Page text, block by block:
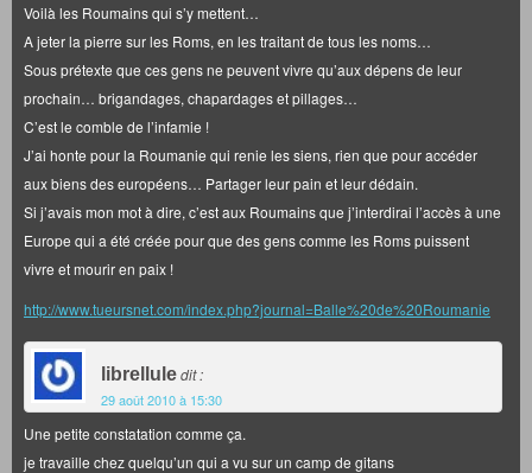
Voilà les Roumains qui s’y mettent…
A jeter la pierre sur les Roms, en les traitant de tous les noms…
Sous prétexte que ces gens ne peuvent vivre qu’aux dépens de leur
prochain… brigandages, chapardages et pillages…
C’est le comble de l’infamie !
J’ai honte pour la Roumanie qui renie les siens, rien que pour accéder
aux biens des européens… Partager leur pain et leur dédain.
Si j’avais mon mot à dire, c’est aux Roumains que j’interdirai l’accès à une
Europe qui a été créée pour que des gens comme les Roms puissent
vivre et mourir en paix !
http://www.tueursnet.com/index.php?journal=Balle%20de%20Roumanie
librelluledit :
29 août 2010 à 15:30
Une petite constatation comme ça.
je travaille chez quelqu’un qui a vu sur un camp de gitans